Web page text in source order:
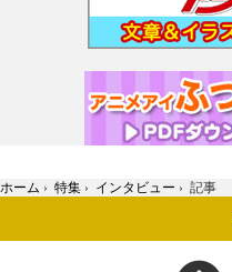
ホーム › 特集 › インタビュー › 記事